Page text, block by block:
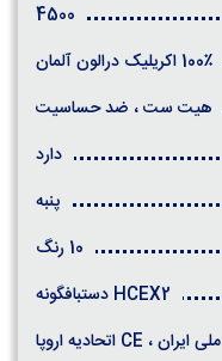
4500
100٪ اکریلیک درالون آلمان
هیت ست ، ضد حساسیت
دارد
پنبه
10 رنگ
HCEX2 دستبافگونه
ملی ایران ، CE اتحادیه اروپا